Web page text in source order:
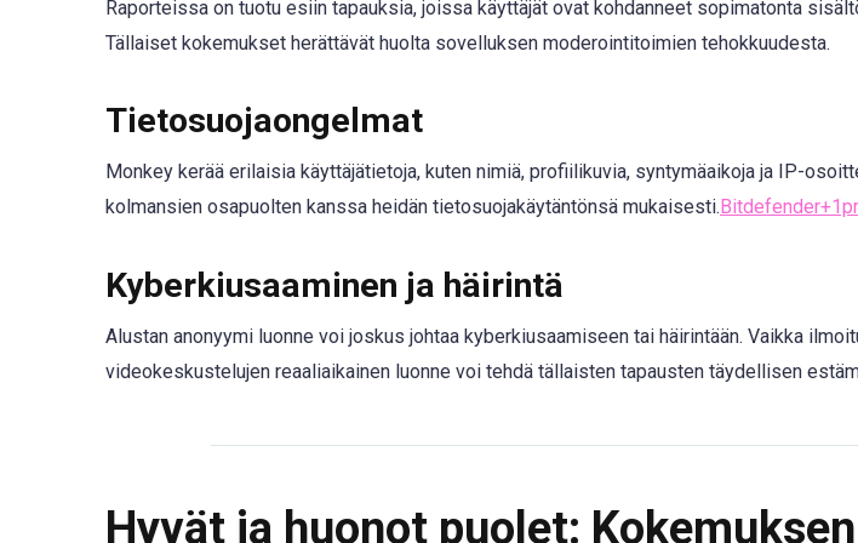
Raporteissa on tuotu esiin tapauksia, joissa käyttäjät ovat kohdanneet sopimatonta
Tällaiset kokemukset herättävät huolta sovelluksen moderointitoimien tehokkuudesta.
Tietosuojaongelmat
Monkey kerää erilaisia ​​käyttäjätietoja, kuten nimiä, profiilikuvia, syntymäaikoja ja IP-
kolmansien osapuolten kanssa heidän tietosuojakäytäntönsä mukaisesti.
Kyberkiusaaminen ja häirintä
Alustan anonyymi luonne voi joskus johtaa kyberkiusaamiseen tai häirintään. Vaikka
videokeskustelujen reaaliaikainen luonne voi tehdä tällaisten tapausten täydellisen
Hyvät ja huonot puolet: Kokemuksen